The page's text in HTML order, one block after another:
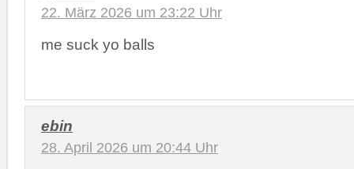
22. März 2026 um 23:22 Uhr
me suck yo balls
ebin
28. April 2026 um 20:44 Uhr